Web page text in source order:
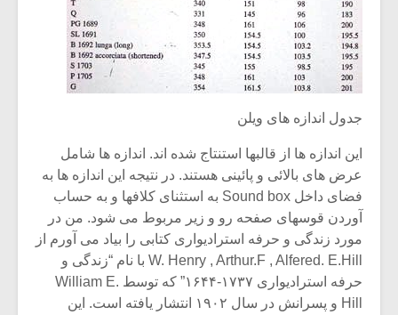
جدول اندازه های ویلن
این اندازه ها از قالبها استنتاج شده اند. اندازه ها شامل
عرض های بالائی و پائینی هستند. در نتیجه این اندازه ها به
فضای داخل Sound box به استثنای کلافها و به حساب
آوردن قوسهای صفحه رو و زیر مربوط می شود. من در
مورد زندگی و حرفه استرادیواری کتابی را بیاد می آورم از
W. Henry , Arthur.F , Alfered. E.Hill با نام “زندگی و
حرفه استرادیواری ۱۷۳۷-۱۶۴۴” که توسط William E.
Hill و پسرانش در سال ۱۹۰۲ انتشار یافته است. این